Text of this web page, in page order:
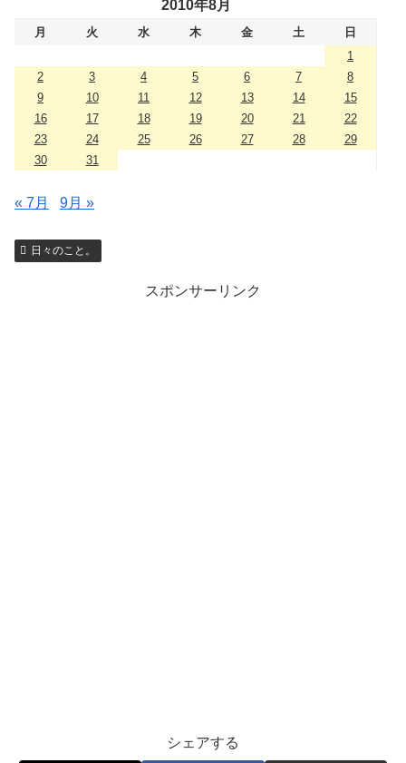
2010年8月
月 火 水 木 金 土
日
1
2
3 4 5 6 7
8
9
10 11 12 13 14
15
16
17 18 19 20 21
22
23
24 25 26 27 28
29
30
31
« 7月 9月 »
日々のこと。
スポンサーリンク
シェアする